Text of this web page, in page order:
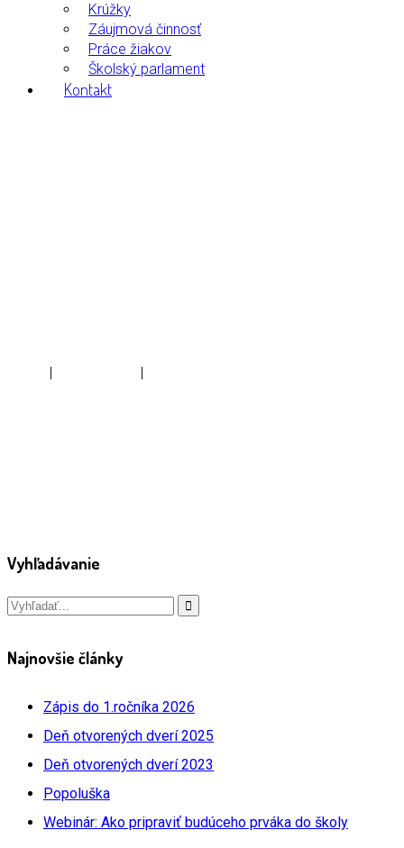
Krúžky
Záujmová činnosť
Práce žiakov
Školský parlament
Kontakt
| |
Vyhľadávanie
Najnovšie články
Zápis do 1.ročníka 2026
Deň otvorených dverí 2025
Deň otvorených dverí 2023
Popoluška
Webinár: Ako pripraviť budúceho prváka do školy